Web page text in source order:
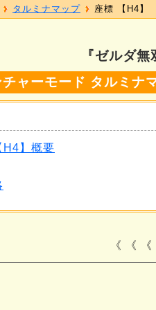
『ゼルダ
ャーモード タルミナ
H4】概要
《 《
タルミナマップ 座標 【H4】